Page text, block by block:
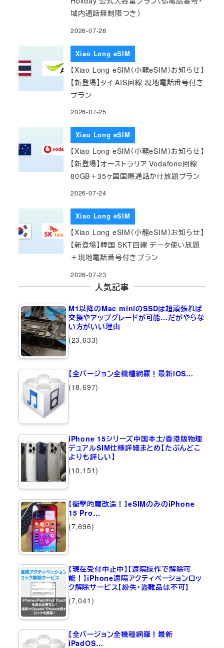
域内通話無制限つき）
2026-07-26
Xiao Long eSIM
【Xiao Long eSIM（小龍eSIM）お知らせ】
【新登場】タイ AIS回線 現地電話番号付き
プラン
2026-07-25
Xiao Long eSIM
【Xiao Long eSIM（小龍eSIM）お知らせ】
【新登場】オーストラリア Vodafone回線
80GB＋35ヶ国国際通話かけ放題プラン
2026-07-24
Xiao Long eSIM
【Xiao Long eSIM（小龍eSIM）お知らせ】
【新登場】韓国 SKT回線 データ使い放題
＋現地電話番号付きプラン
2026-07-23
人気記事
M1以降のMac miniのSSDは超頑張れば
交換やアップグレードが可能…だがやらな
い方がいい理由
(23,633)
【全バージョン全機種網羅！最新iOS…
(18,697)
iPhone 15シリーズ中国本土/香港版物理
デュアルSIM仕様詳細まとめ【たぶんどこ
よりも詳しい】
(10,151)
【衝撃的魔改造！】eSIMのみのiPhone
15 Pro…
(7,696)
【現在受付中止中】【遠隔操作で解除可
能！】iPhone遠隔アクティベーションロッ
ク解除サービス【紛失・盗難品は不可】
(7,041)
【全バージョン全機種網羅！最新
iPadOS…